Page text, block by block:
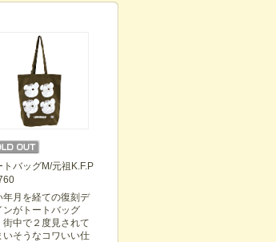
トバッグM/元祖K.F.P
年月を経ての復刻デ
ンがトートバッグ
街中で２度見されて
いそうなコワいい仕